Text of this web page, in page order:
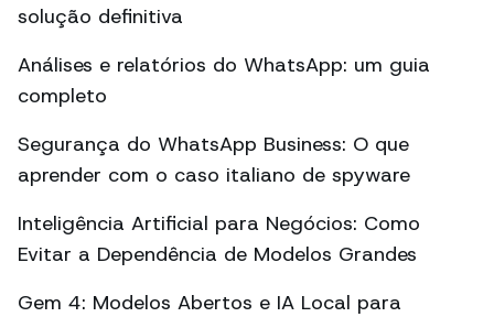
solução definitiva
Análises e relatórios do WhatsApp: um guia
completo
Segurança do WhatsApp Business: O que
aprender com o caso italiano de spyware
Inteligência Artificial para Negócios: Como
Evitar a Dependência de Modelos Grandes
Gem 4: Modelos Abertos e IA Local para